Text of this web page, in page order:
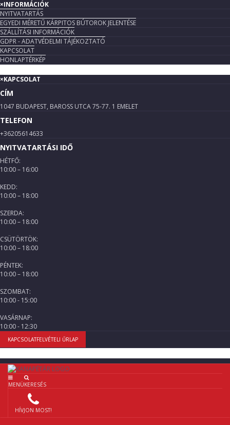
×INFORMÁCIÓK
NYITVATARTÁS
EGYEDI MÉRETŰ KÁRPITOS BÚTOROK JELENTÉSE
SZÁLLÍTÁSI INFORMÁCIÓK
GDPR - ADATVÉDELMI TÁJÉKOZTATÓ
KAPCSOLAT
HONLAPTÉRKÉP
×KAPCSOLAT
CÍM
1047 BUDAPEST, BAROSS UTCA 75-77. 1 EMELET
TELEFON
+36205614633
NYITVATARTÁSI IDŐ
HÉTFŐ:
10:00 – 16:00
KEDD:
10:00 – 18:00
SZERDA:
10:00 – 18:00
CSÜTÖRTÖK:
10:00 – 18:00
PÉNTEK:
10:00 – 18:00
SZOMBAT:
10:00 - 15:00
VASÁRNAP:
10:00 - 12:30
KAPCSOLATFELVÉTELI ŰRLAP
MENÜKERESÉS
HÍVJON MOST!